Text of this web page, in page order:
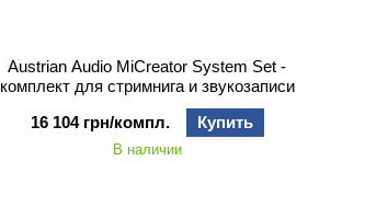
Austrian Audio MiCreator System Set -
комплект для стримнига и звукозаписи
16 104 грн/компл.
Купить
В наличии